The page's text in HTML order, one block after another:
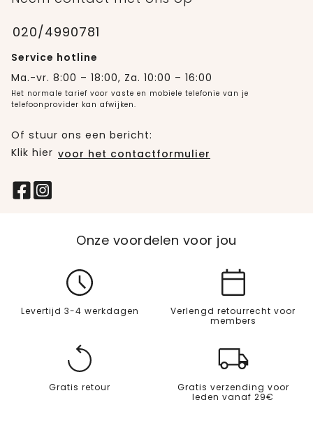
020/4990781
Service hotline
Ma.-vr. 8:00 – 18:00, Za. 10:00 – 16:00
Het normale tarief voor vaste en mobiele telefonie van je
telefoonprovider kan afwijken.
Of stuur ons een bericht:
Klik hier voor het contactformulier
Onze voordelen voor jou
Levertijd 3-4 werkdagen
Verlengd retourrecht voor
members
Gratis retour
Gratis verzending voor
leden vanaf 29€